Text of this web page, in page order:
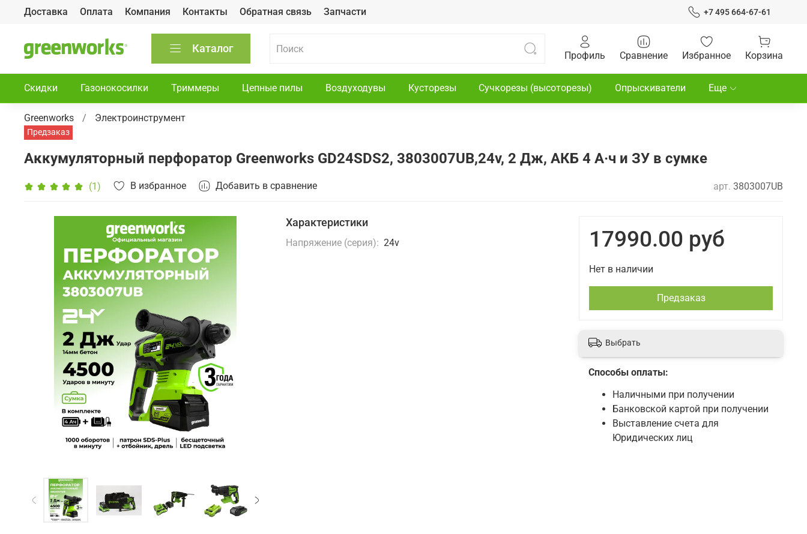
Доставка Оплата Компания Контакты Обратная связь Запчасти +7 495 664-67-61
Каталог
Профиль Сравнение Избранное Корзина
Скидки Газонокосилки Триммеры Цепные пилы Воздуходувы Кусторезы Сучкорезы (высоторезы) Опрыскиватели Еще
Greenworks Электроинструмент
Предзаказ
Аккумуляторный перфоратор Greenworks GD24SDS2, 3803007UB,24v, 2 Дж, АКБ 4 А·ч и ЗУ в сумке
(1) В избранное Добавить в сравнение арт. 3803007UB
Характеристики
Напряжение (серия): 24v 17990.00 руб
Нет в наличии
Предзаказ
Выбрать
Способы оплаты:
Наличными при получении
Банковской картой при получении
Выставление счета для
Юридических лиц